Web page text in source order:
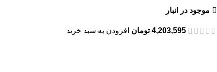
موجود در انبار
4,203,595 تومان افزودن به سبد خرید